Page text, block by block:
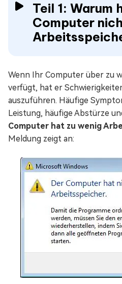
Teil 1: Warum
Computer
Wenn Ihr Computer über zu
verfügt, hat er
auszuführen. Häufige
Leistung, häufige Abstürze
Computer hat zu wenig
Meldung zeigt an: